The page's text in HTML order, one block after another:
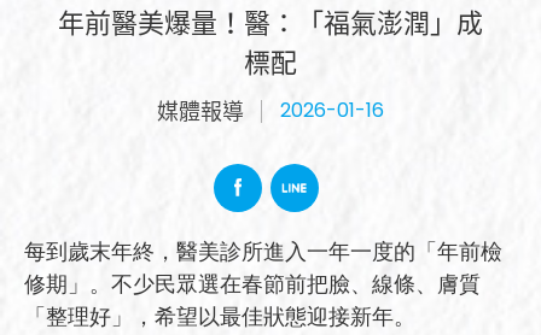
年前醫美爆量！醫：「福氣澎潤」成
標配
媒體報導 2026-01-16
每到歲末年終，醫美診所進入一年一度的「年前檢
修期」。不少民眾選在春節前把臉、線條、膚質
「整理好」，希望以最佳狀態迎接新年。